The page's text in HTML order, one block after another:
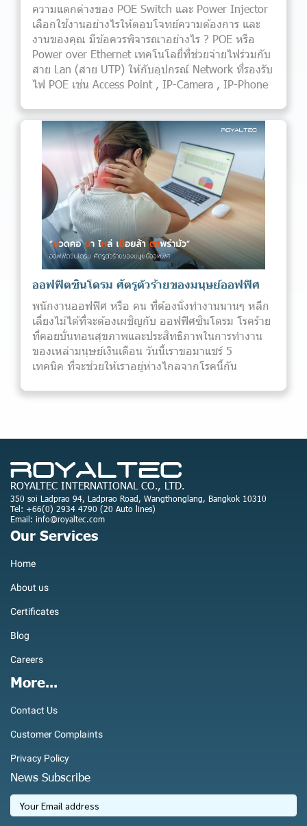
ความแตกต่างของ POE Switch และ Power Injector
เลือกใช้งานอย่างไรให้ตอบโจทย์ความต้องการ และ
งานของคุณ มีข้อควรพิจารณาอย่างไร ? POE หรือ
Power over Ethernet เทคโนโลยี่ที่ช่วยจ่ายไฟร่วมกับ
สาย Lan (สาย UTP) ให้กับอุปกรณ์ Network ที่รองรับ
ไฟ POE เช่น Access Point , IP-Camera , IP-Phone
ออฟฟิตซินโดรม ศัตรูตัวร้ายของมนุษย์ออฟฟิศ
พนักงานออฟฟิศ หรือ คน ที่ต้องนั่งทำงานนานๆ หลีก
เลี่ยงไม่ได้ที่จะต้องเผชิญกับ ออฟฟิศซินโดรม โรคร้าย
ที่คอยบั่นทอนสุขภาพและประสิทธิภาพในการทำงาน
ของเหล่ามนุษย์เงินเดือน วันนี้เราขอมาแชร์ 5
เทคนิค ที่จะช่วยให้เราอยู่ห่างไกลจากโรคนี้กัน
ROYALTEC INTERNATIONAL CO., LTD.
350 soi Ladprao 94, Ladprao Road, Wangthonglang, Bangkok 10310
Tel: +66(0) 2934 4790 (20 Auto lines)
Email: info@royaltec.com
Our Services
Home
About us
Certificates
Blog
Careers
More...
Contact Us
Customer Complaints
Privacy Policy
News Subscribe